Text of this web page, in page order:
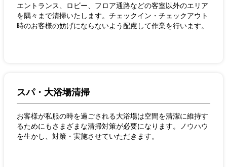
エントランス、ロビー、フロア通路などの客室以外のエリア
を隅々まで清掃いたします。チェックイン・チェックアウト
時のお客様の妨げにならないよう配慮して作業を行います。
スパ・大浴場清掃
お客様が私服の時を過ごされる大浴場は空間を清潔に維持す
るためにもさまざまな清掃対策が必要になります。ノウハウ
を生かし、対策・実施させていただきます。